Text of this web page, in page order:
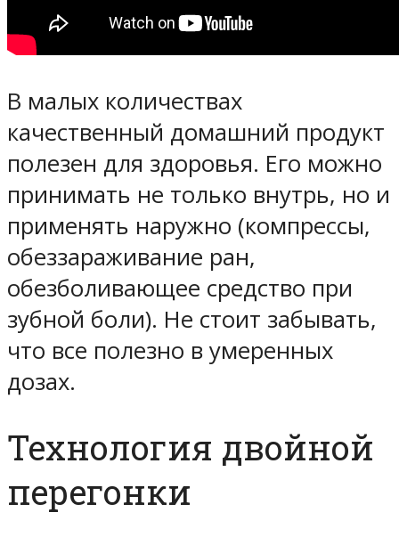
В малых количествах
качественный домашний продукт
полезен для здоровья. Его можно
принимать не только внутрь, но и
применять наружно (компрессы,
обеззараживание ран,
обезболивающее средство при
зубной боли). Не стоит забывать,
что все полезно в умеренных
дозах.
Технология двойной
перегонки